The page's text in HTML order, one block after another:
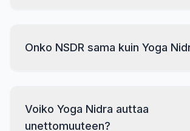
Onko NSDR sama kuin Yoga
Voiko Yoga Nidra auttaa
unettomuuteen?